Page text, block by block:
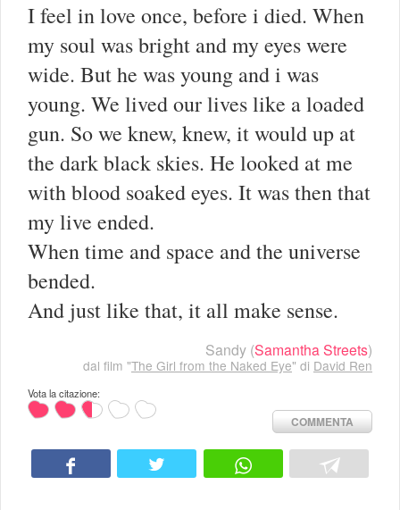
I feel in love once, before i died. When
my soul was bright and my eyes were
wide. But he was young and i was
young. We lived our lives like a loaded
gun. So we knew, knew, it would up at
the dark black skies. He looked at me
with blood soaked eyes. It was then that
my live ended.
When time and space and the universe
bended.
And just like that, it all make sense.
Sandy (Samantha Streets)
dal film "The Girl from the Naked Eye" di David Ren
Vota la citazione:
COMMENTA